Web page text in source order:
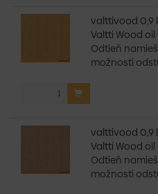
valttivood 0,9
Valtti Wood
Odtieň
možnosti
valttivood 0,9
Valtti Wood oil
Odtieň
možnosti